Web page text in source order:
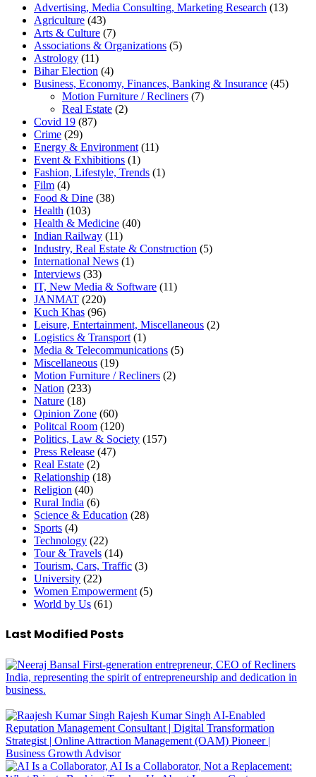
Advertising, Media Consulting, Marketing Research (13)
Agriculture (43)
Arts & Culture (7)
Associations & Organizations (5)
Astrology (11)
Bihar Election (4)
Business, Economy, Finances, Banking & Insurance (45)
Motion Furniture / Recliners (7)
Real Estate (2)
Covid 19 (87)
Crime (29)
Energy & Environment (11)
Event & Exhibitions (1)
Fashion, Lifestyle, Trends (1)
Film (4)
Food & Dine (38)
Health (103)
Health & Medicine (40)
Indian Railway (11)
Industry, Real Estate & Construction (5)
International News (1)
Interviews (33)
IT, New Media & Software (11)
JANMAT (220)
Kuch Khas (96)
Leisure, Entertainment, Miscellaneous (2)
Logistics & Transport (1)
Media & Telecommunications (5)
Miscellaneous (19)
Motion Furniture / Recliners (2)
Nation (233)
Nature (18)
Opinion Zone (60)
Politcal Room (120)
Politics, Law & Society (157)
Press Release (47)
Real Estate (2)
Relationship (18)
Religion (40)
Rural India (6)
Science & Education (28)
Sports (4)
Technology (22)
Tour & Travels (14)
Tourism, Cars, Traffic (3)
University (22)
Women Empowerment (5)
World by Us (61)
Last Modified Posts